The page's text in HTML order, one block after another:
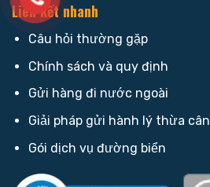
Liên kết nhanh
Câu hỏi thường gặp
Chính sách và quy định
Gửi hàng đi nước ngoài
Giải pháp gửi hành lý thừa cân
Gói dịch vụ đường biển